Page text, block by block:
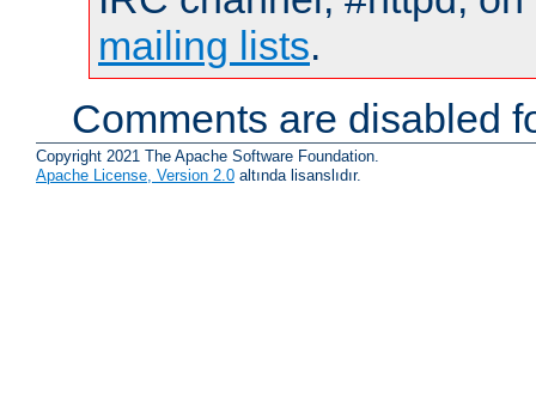
mailing lists.
Comments are disabled
Copyright 2021 The Apache Software Foundation.
Apache License, Version 2.0 altında lisanslıdır.